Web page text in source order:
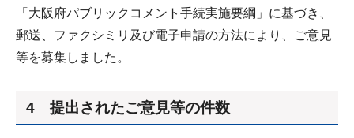
「大阪府パブリックコメント手続実施要綱」に基づき、
郵送、ファクシミリ及び電子申請の方法により、ご意見
等を募集しました。
4 提出されたご意見等の件数